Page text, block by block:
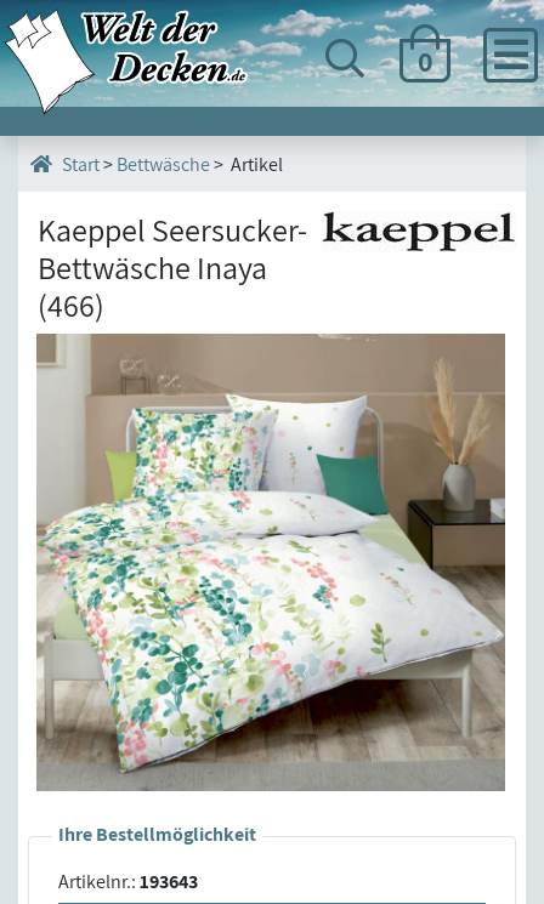
0
Start>Bettwäsche> Artikel
Kaeppel Seersucker-
Bettwäsche Inaya
(466)
Ihre Bestellmöglichkeit
Artikelnr.:193643